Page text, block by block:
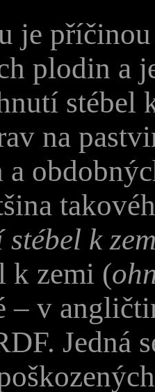
je
plodin a
stébel
na
k
k zemi (
– v
. Jedná